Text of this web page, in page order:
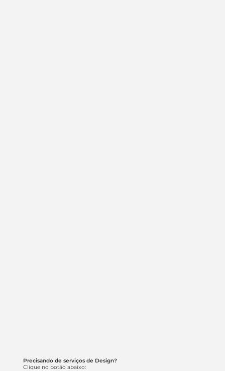
Precisando de serviços de Design?
Clique no botão abaixo: